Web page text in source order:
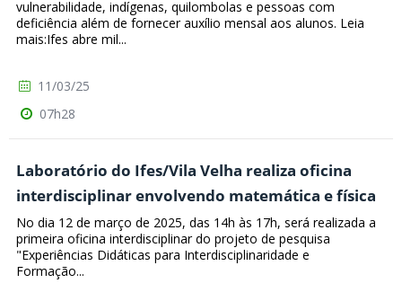
vulnerabilidade, indígenas, quilombolas e pessoas com
deficiência além de fornecer auxílio mensal aos alunos. Leia
mais:Ifes abre mil...
11/03/25
07h28
Laboratório do Ifes/Vila Velha realiza oficina
interdisciplinar envolvendo matemática e física
No dia 12 de março de 2025, das 14h às 17h, será realizada a
primeira oficina interdisciplinar do projeto de pesquisa
"Experiências Didáticas para Interdisciplinaridade e
Formação...